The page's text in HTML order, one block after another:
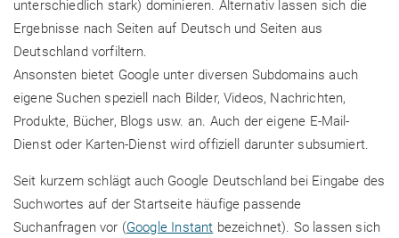
unterschiedlich stark) dominieren. Alternativ lassen sich die
Ergebnisse nach Seiten auf Deutsch und Seiten aus
Deutschland vorfiltern.
Ansonsten bietet Google unter diversen Subdomains auch
eigene Suchen speziell nach Bilder, Videos, Nachrichten,
Produkte, Bücher, Blogs usw. an. Auch der eigene E-Mail-
Dienst oder Karten-Dienst wird offiziell darunter subsumiert.
Seit kurzem schlägt auch Google Deutschland bei Eingabe des
Suchwortes auf der Startseite häufige passende
Suchanfragen vor (Google Instant bezeichnet). So lassen sich